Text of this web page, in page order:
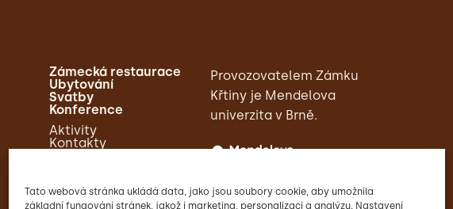
Tato webová stránka ukládá data, jako jsou soubory cookie, aby umožnila
základní fungování stránek, jakož i marketing, personalizaci a analýzu. Nastavení
Zámecká restaurace
Ubytování
Svatby
Konference
Aktivity
Kontakty
Provozovatelem Zámku
Křtiny je Mendelova
univerzita v Brně.